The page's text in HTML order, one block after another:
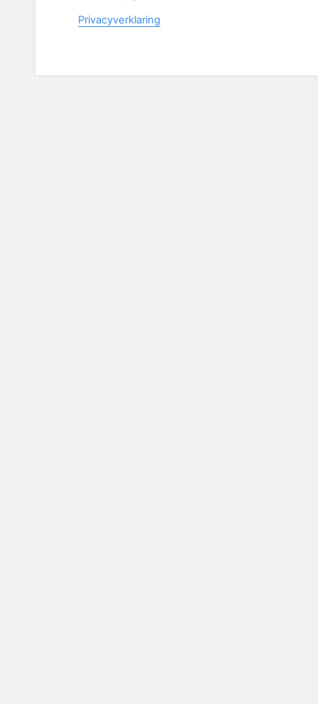
Privacyverklaring